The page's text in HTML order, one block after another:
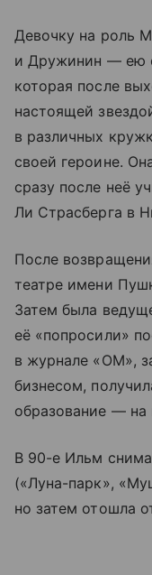
Девочку на роль
и Дружинин — ею
которая после
настоящей
в различных
своей героине.
сразу после неё
Ли Страсберга в
После
театре имени
Затем была
её «попросили»
в журнале «ОМ»,
бизнесом,
образование — на
В 90-е Ильм
(«Луна-парк»,
но затем отошла